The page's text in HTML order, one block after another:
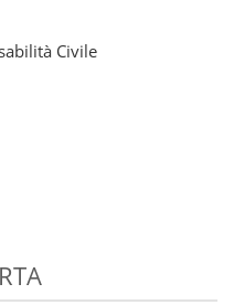
Civile